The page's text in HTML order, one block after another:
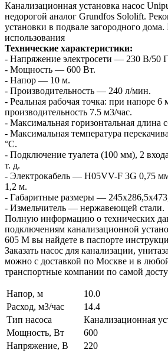
Канализационная установка насос
недорогой аналог Grundfos Sololift.
установки в подвале загородного
использования
Технические характеристики:
- Напряжение электросети — 230 В/50
- Мощность — 600 Вт.
- Напор — 10 м.
- Производительность — 240 л/мин.
- Реальная рабочая точка: при напоре 6
производительность 7.5 м3/час.
- Максимальная горизонтальная длина
- Максимальная температура
°С.
- Подключение туалета (100 мм), 2
т. д.
- Электрокабель — Н05VV-F 3G 0,75
1,2 м.
- Габаритные размеры —
- Измельчитель — нержавеющей стали.
Полную информацию о технических
подключениям канализационной
605 M вы найдете в паспорте
Заказать насос для канализации,
можно с доставкой по Москве и в
транспортные компании по самой
Напор, м
10.0
Расход, м3/час
14.4
Тип насоса
Канализационная
Мощность, Вт
600
Напряжение, В
220